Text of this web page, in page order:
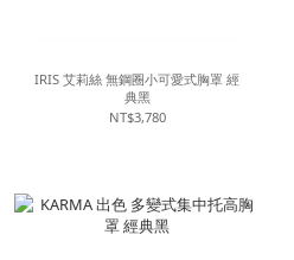
IRIS 艾莉絲 無鋼圈小可愛式胸罩 經
典黑
NT$3,780